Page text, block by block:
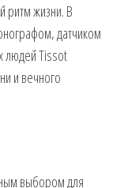
ритм жизни. В
датчиком
людей Tissot
и вечного
выбором для